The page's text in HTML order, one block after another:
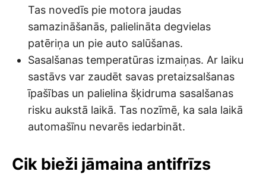
Tas novedīs pie motora jaudas
samazināšanās, palielināta degvielas
patēriņa un pie auto salūšanas.
Sasalšanas temperatūras izmaiņas. Ar laiku
sastāvs var zaudēt savas pretaizsalšanas
īpašības un palielina šķidruma sasalšanas
risku aukstā laikā. Tas nozīmē, ka sala laikā
automašīnu nevarēs iedarbināt.
Cik bieži jāmaina antifrīzs